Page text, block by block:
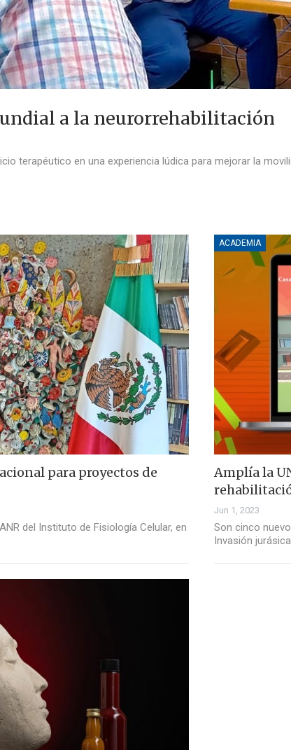
a la neurorrehabilitación
terapéutico en una experiencia lúdica para mejorar la
para proyectos de
del Instituto de Fisiología Celular, en
ACADEMIA
Amplía la
Jun 1, 2023
Son cinco
Invasión